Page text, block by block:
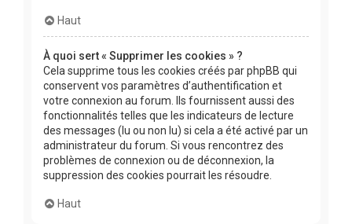
Haut
À quoi sert « Supprimer les cookies » ?
Cela supprime tous les cookies créés par phpBB qui
conservent vos paramètres d’authentification et
votre connexion au forum. Ils fournissent aussi des
fonctionnalités telles que les indicateurs de lecture
des messages (lu ou non lu) si cela a été activé par un
administrateur du forum. Si vous rencontrez des
problèmes de connexion ou de déconnexion, la
suppression des cookies pourrait les résoudre.
Haut